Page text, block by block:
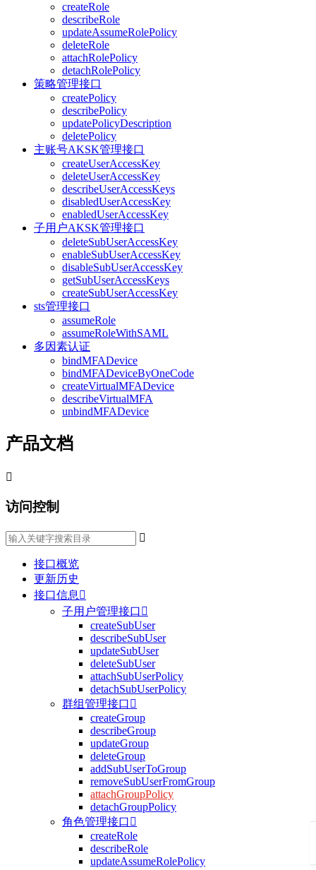
createRole
describeRole
updateAssumeRolePolicy
deleteRole
attachRolePolicy
detachRolePolicy
策略管理接口
createPolicy
describePolicy
updatePolicyDescription
deletePolicy
主账号AKSK管理接口
createUserAccessKey
deleteUserAccessKey
describeUserAccessKeys
disabledUserAccessKey
enabledUserAccessKey
子用户AKSK管理接口
deleteSubUserAccessKey
enableSubUserAccessKey
disableSubUserAccessKey
getSubUserAccessKeys
createSubUserAccessKey
sts管理接口
assumeRole
assumeRoleWithSAML
多因素认证
bindMFADevice
bindMFADeviceByOneCode
createVirtualMFADevice
describeVirtualMFA
unbindMFADevice
产品文档

访问控制

接口概览
更新历史
接口信息 
子用户管理接口 
createSubUser
describeSubUser
updateSubUser
deleteSubUser
attachSubUserPolicy
detachSubUserPolicy
群组管理接口 
createGroup
describeGroup
updateGroup
deleteGroup
addSubUserToGroup
removeSubUserFromGroup
attachGroupPolicy
detachGroupPolicy
角色管理接口 
createRole
describeRole
updateAssumeRolePolicy